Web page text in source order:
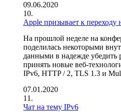
09.06.2020
Apple призывает к переходу
На прошлой неделе на
поделилась некоторыми
данными в надежде убедить
принять новые веб-
IPv6, HTTP / 2, TLS 1.3 и
07.01.2020
Чат на тему IPv6